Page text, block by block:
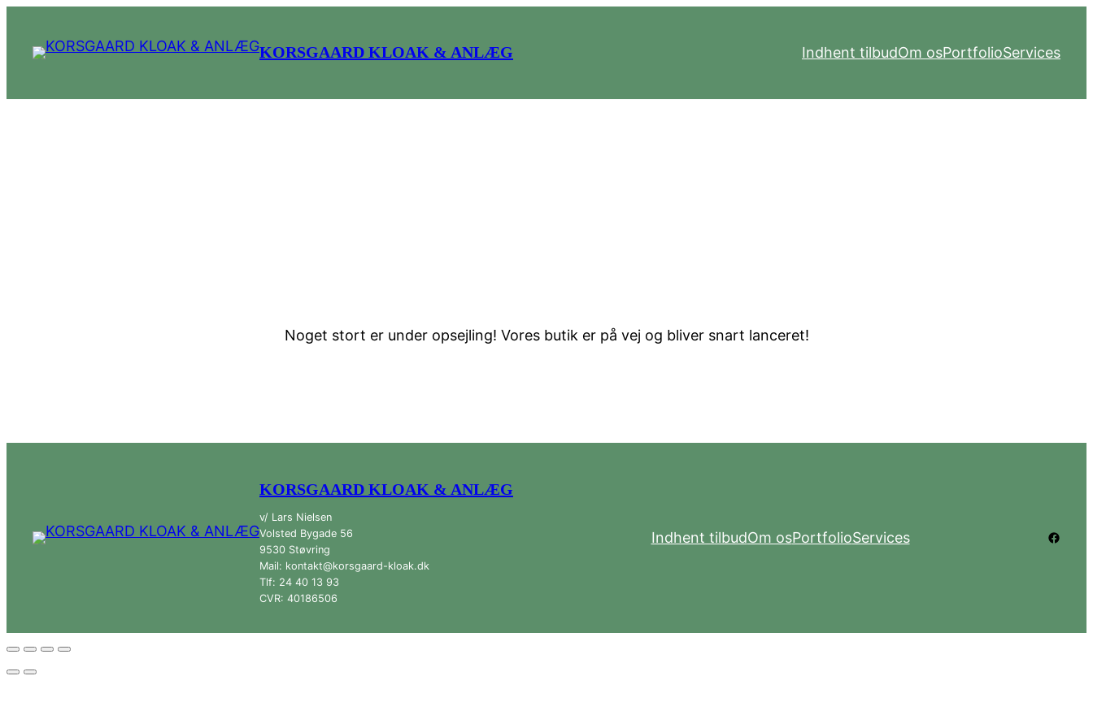
KORSGAARD KLOAK & ANLÆG Indhent tilbudOm osPortfolioServices
Noget stort er under opsejling! Vores butik er på vej og bliver snart lanceret!
KORSGAARD KLOAK & ANLÆG
v/ Lars Nielsen
Volsted Bygade 56
9530 Støvring
Mail: kontakt@korsgaard-kloak.dk
Tlf: 24 40 13 93
CVR: 40186506
Indhent tilbudOm osPortfolioServices